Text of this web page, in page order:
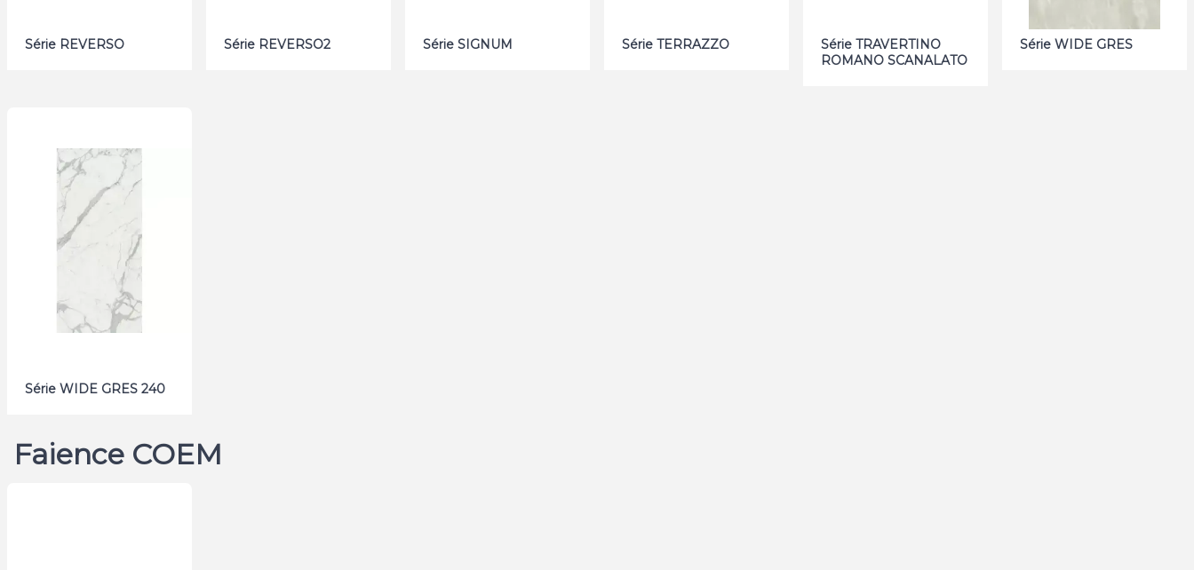
Série REVERSO Série REVERSO2 Série SIGNUM Série TERRAZZO
Série TRAVERTINO
ROMANO SCANALATO
Série WIDE GRES
Série WIDE GRES 240
Faience COEM